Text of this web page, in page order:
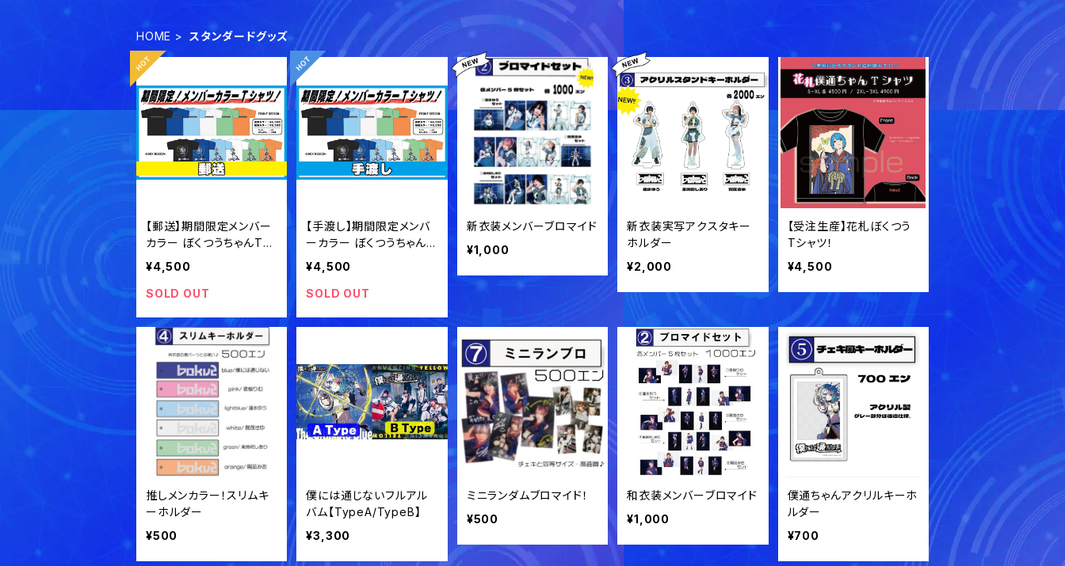
HOME スタンダードグッズ
【郵送】期間限定メンバー
カラー ぼくつうちゃんTシ
ャツ【受注生産】
¥4,500
SOLD OUT
【手渡し】期間限定メンバ
ーカラー ぼくつうちゃんT
シャツ【受注生産】
¥4,500
SOLD OUT
新衣装メンバーブロマイド
¥1,000
新衣装実写アクスタキー
ホルダー
¥2,000
【受注生産】花札ぼくつう
Tシャツ！
¥4,500
推しメンカラー！スリムキ
ーホルダー
¥500
僕には通じないフルアル
バム【TypeA/TypeB】
¥3,300
ミニランダムブロマイド！
¥500
和衣装メンバーブロマイド
¥1,000
僕通ちゃんアクリルキーホ
ルダー
¥700